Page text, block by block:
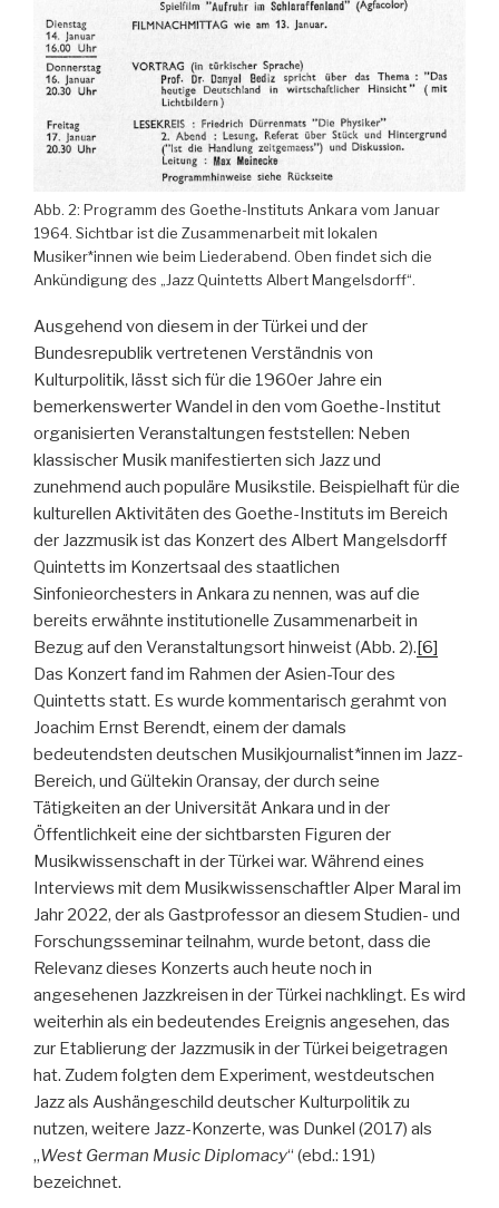
Abb. 2: Programm des Goethe-Instituts Ankara vom Januar
1964. Sichtbar ist die Zusammenarbeit mit lokalen
Musiker*innen wie beim Liederabend. Oben findet sich die
Ankündigung des „Jazz Quintetts Albert Mangelsdorff“.
Ausgehend von diesem in der Türkei und der
Bundesrepublik vertretenen Verständnis von
Kulturpolitik, lässt sich für die 1960er Jahre ein
bemerkenswerter Wandel in den vom Goethe-Institut
organisierten Veranstaltungen feststellen: Neben
klassischer Musik manifestierten sich Jazz und
zunehmend auch populäre Musikstile. Beispielhaft für die
kulturellen Aktivitäten des Goethe-Instituts im Bereich
der Jazzmusik ist das Konzert des Albert Mangelsdorff
Quintetts im Konzertsaal des staatlichen
Sinfonieorchesters in Ankara zu nennen, was auf die
bereits erwähnte institutionelle Zusammenarbeit in
Bezug auf den Veranstaltungsort hinweist (Abb. 2).[6]
Das Konzert fand im Rahmen der Asien-Tour des
Quintetts statt. Es wurde kommentarisch gerahmt von
Joachim Ernst Berendt, einem der damals
bedeutendsten deutschen Musikjournalist*innen im Jazz-
Bereich, und Gültekin Oransay, der durch seine
Tätigkeiten an der Universität Ankara und in der
Öffentlichkeit eine der sichtbarsten Figuren der
Musikwissenschaft in der Türkei war. Während eines
Interviews mit dem Musikwissenschaftler Alper Maral im
Jahr 2022, der als Gastprofessor an diesem Studien- und
Forschungsseminar teilnahm, wurde betont, dass die
Relevanz dieses Konzerts auch heute noch in
angesehenen Jazzkreisen in der Türkei nachklingt. Es wird
weiterhin als ein bedeutendes Ereignis angesehen, das
zur Etablierung der Jazzmusik in der Türkei beigetragen
hat. Zudem folgten dem Experiment, westdeutschen
Jazz als Aushängeschild deutscher Kulturpolitik zu
nutzen, weitere Jazz-Konzerte, was Dunkel (2017) als
„West German Music Diplomacy“ (ebd.: 191)
bezeichnet.